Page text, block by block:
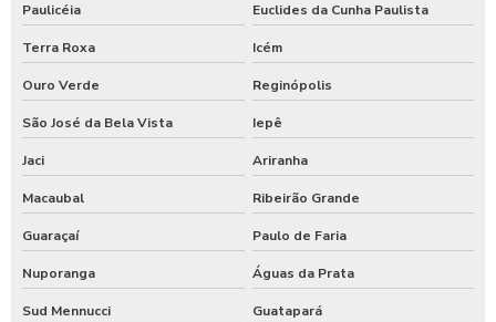
Paulicéia Euclides da Cunha Paulista
Terra Roxa Icém
Ouro Verde Reginópolis
São José da Bela Vista Iepê
Jaci Ariranha
Macaubal Ribeirão Grande
Guaraçaí Paulo de Faria
Nuporanga Águas da Prata
Sud Mennucci Guatapará